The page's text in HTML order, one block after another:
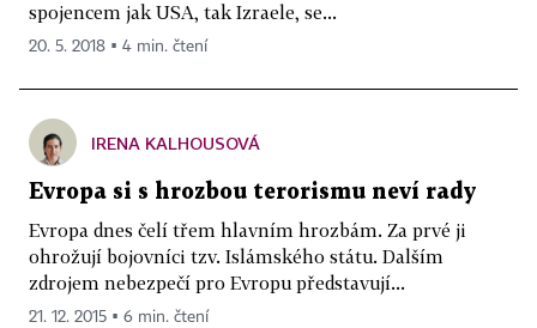
spojencem jak USA, tak Izraele, se...
20. 5. 2018 ▪ 4 min. čtení
IRENA KALHOUSOVÁ
Evropa si s hrozbou terorismu neví rady
Evropa dnes čelí třem hlavním hrozbám. Za prvé ji
ohrožují bojovníci tzv. Islámského státu. Dalším
zdrojem nebezpečí pro Evropu představují...
21. 12. 2015 ▪ 6 min. čtení